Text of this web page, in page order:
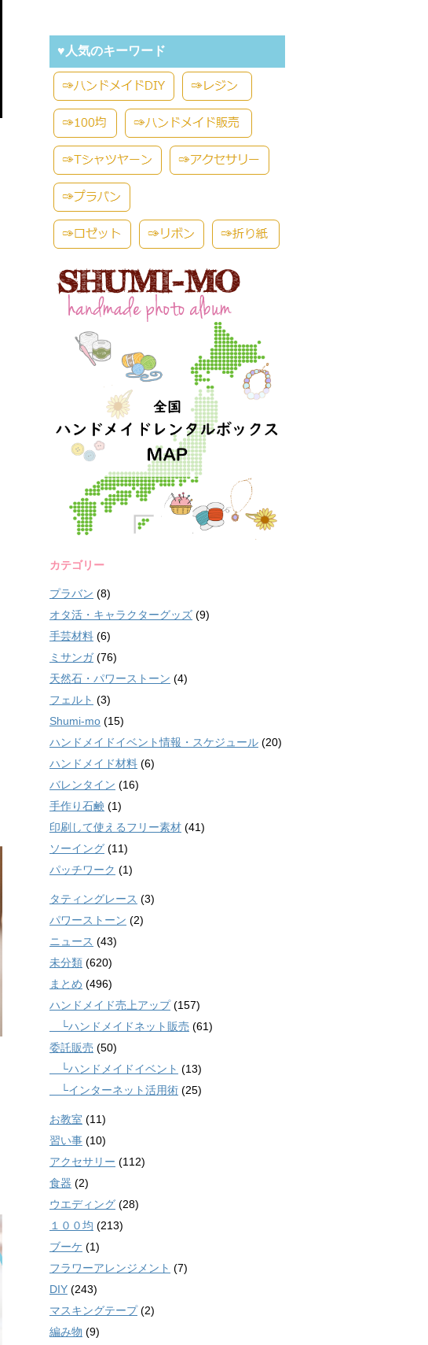
♥人気のキーワード
カテゴリー
プラバン (8)
オタ活・キャラクターグッズ (9)
手芸材料 (6)
ミサンガ(76)
天然石・パワーストーン (4)
フェルト (3)
Shumi-mo (15)
ハンドメイドイベント情報・スケジュール (20)
ハンドメイド材料 (6)
バレンタイン (16)
手作り石鹸 (1)
印刷して使えるフリー素材 (41)
ソーイング (11)
パッチワーク (1)
タティングレース (3)
パワーストーン (2)
ニュース (43)
未分類 (620)
まとめ (496)
ハンドメイド売上アップ(157)
└ハンドメイドネット販売 (61)
委託販売 (50)
└ハンドメイドイベント (13)
└インターネット活用術 (25)
お教室 (11)
習い事 (10)
アクセサリー (112)
食器 (2)
ウエディング (28)
１００均 (213)
ブーケ (1)
フラワーアレンジメント (7)
DIY (243)
マスキングテープ(2)
編み物 (9)